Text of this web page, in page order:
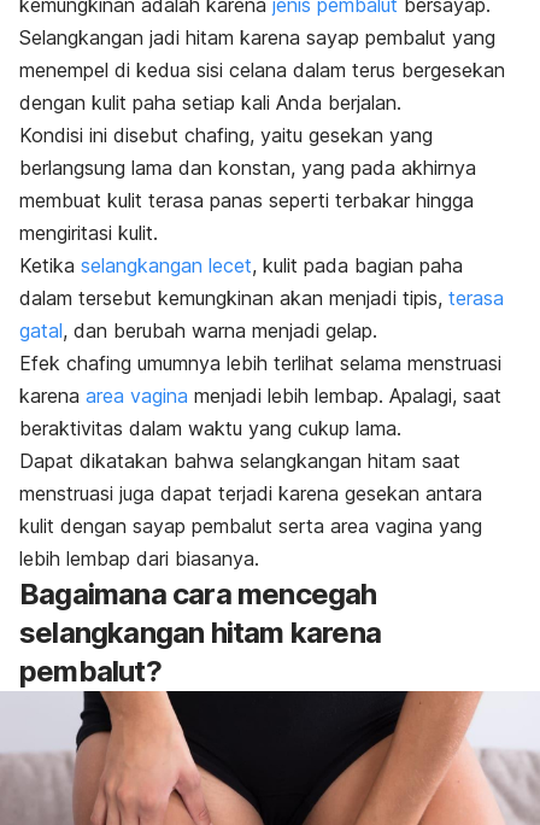
Selangkangan jadi hitam karena sayap pembalut yang
menempel di kedua sisi celana dalam terus bergesekan
dengan kulit paha setiap kali Anda berjalan.
Kondisi ini disebut chafing, yaitu gesekan yang
berlangsung lama dan konstan, yang pada akhirnya
membuat kulit terasa panas seperti terbakar hingga
mengiritasi kulit.
Ketika selangkangan lecet, kulit pada bagian paha
dalam tersebut kemungkinan akan menjadi tipis, terasa
gatal, dan berubah warna menjadi gelap.
Efek chafing umumnya lebih terlihat selama menstruasi
karena area vagina menjadi lebih lembap. Apalagi, saat
beraktivitas dalam waktu yang cukup lama.
Dapat dikatakan bahwa selangkangan hitam saat
menstruasi juga dapat terjadi karena gesekan antara
kulit dengan sayap pembalut serta area vagina yang
lebih lembap dari biasanya.
Bagaimana cara mencegah
selangkangan hitam karena
pembalut?